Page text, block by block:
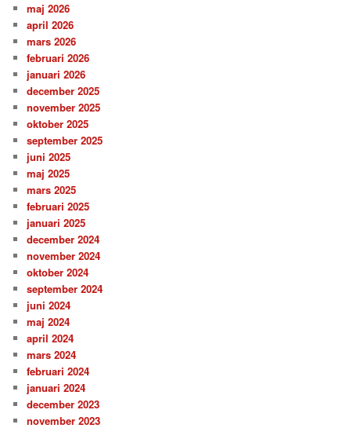
maj 2026
april 2026
mars 2026
februari 2026
januari 2026
december 2025
november 2025
oktober 2025
september 2025
juni 2025
maj 2025
mars 2025
februari 2025
januari 2025
december 2024
november 2024
oktober 2024
september 2024
juni 2024
maj 2024
april 2024
mars 2024
februari 2024
januari 2024
december 2023
november 2023